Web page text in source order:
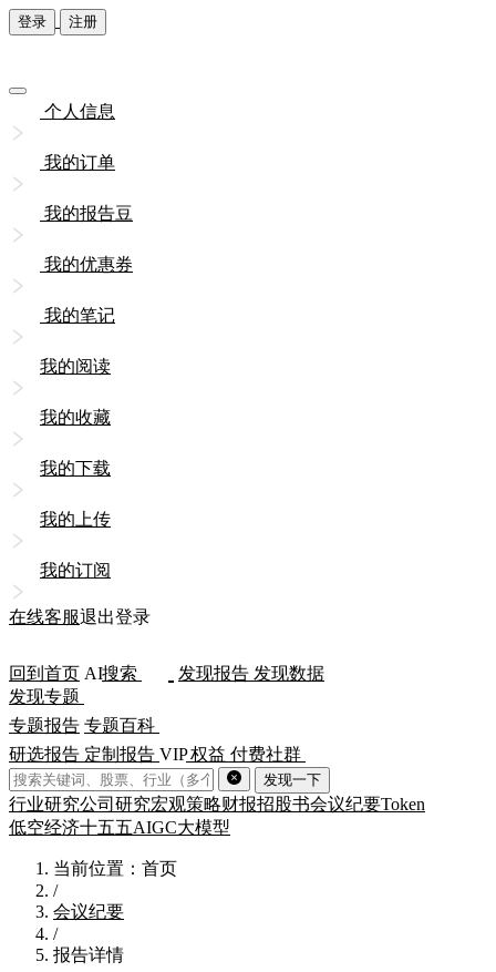
登录 注册
个人信息
我的订单
我的报告豆
我的优惠券
我的笔记
我的阅读
我的收藏
我的下载
我的上传
我的订阅
在线客服退出登录
回到首页 AI搜索 发现报告 发现数据
发现专题
专题报告 专题百科
研选报告 定制报告 VIP权益 付费社群
发现一下
行业研究公司研究宏观策略财报招股书会议纪要Token
低空经济十五五AIGC大模型
当前位置：首页
/
会议纪要
/
报告详情